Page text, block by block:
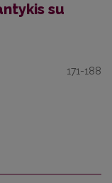
su
171-188